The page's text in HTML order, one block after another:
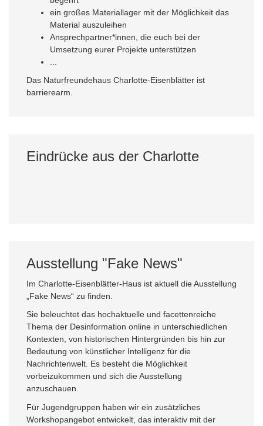
ein großes Materiallager mit der Möglichkeit das
Material auszuleihen
Ansprechpartner*innen, die euch bei der
Umsetzung eurer Projekte unterstützen
Das Naturfreundehaus Charlotte-Eisenblätter ist
barrierearm.
Eindrücke aus der Charlotte
Ausstellung "Fake News"
Im Charlotte-Eisenblätter-Haus ist aktuell die Ausstellung
„Fake News“ zu finden.
Sie beleuchtet das hochaktuelle und facettenreiche
Thema der Desinformation online in unterschiedlichen
Kontexten, von historischen Hintergründen bis hin zur
Bedeutung von künstlicher Intelligenz für die
Nachrichtenwelt. Es besteht die Möglichkeit
vorbeizukommen und sich die Ausstellung
anzuschauen.
Für Jugendgruppen haben wir ein zusätzliches
Workshopangebot entwickelt, das interaktiv mit der